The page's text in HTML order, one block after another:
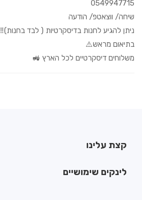
0549947715
שיחה/ ווצאטפ/ הודעה
ניתן להגיע לחנות בדיסקרטיות ( לבד בחנות)‼️
בתיאום מראש⚠️
משלוחים דיסקרטיים לכל הארץ 🚜
קצת עלינו
לינקים שימושיים